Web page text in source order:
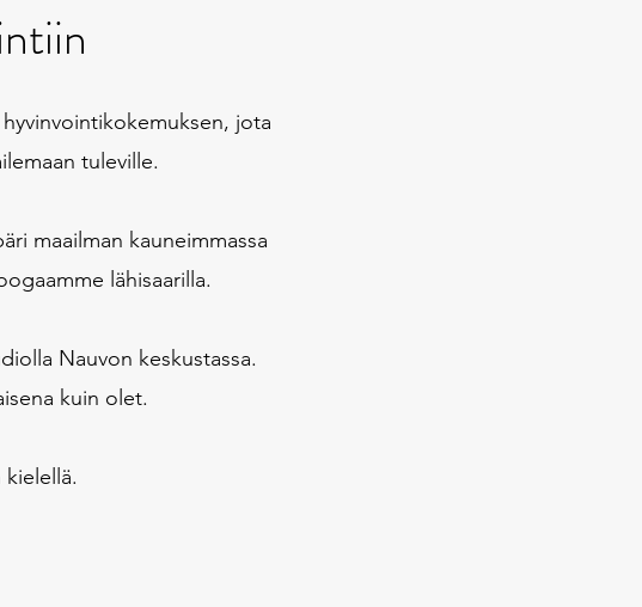
jota
tuleville.
maailman kauneimmassa
lähisaarilla.
Nauvon keskustassa.
kuin olet.